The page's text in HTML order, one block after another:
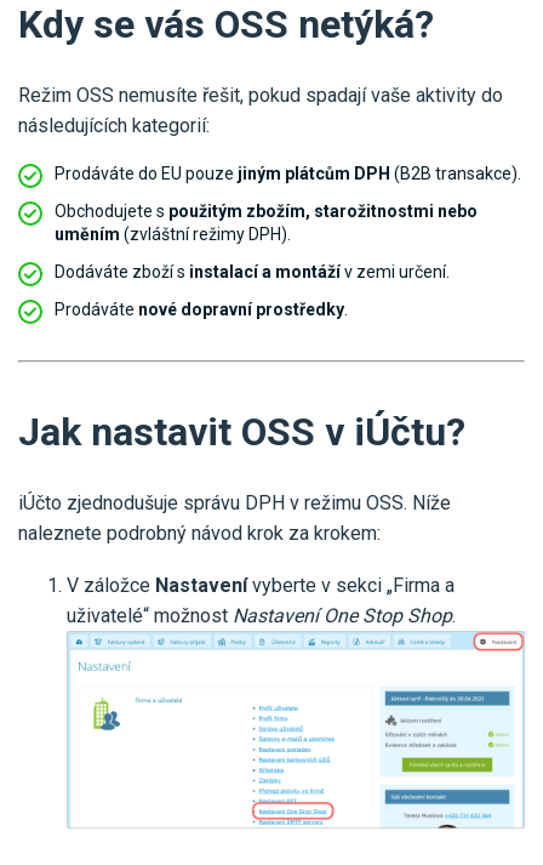
Kdy se vás OSS netýká?
Režim OSS nemusíte řešit, pokud spadají vaše aktivity do
následujících kategorií:
Prodáváte do EU pouze jiným plátcům DPH (B2B transakce).
Obchodujete s použitým zbožím, starožitnostmi nebo
uměním (zvláštní režimy DPH).
Dodáváte zboží s instalací a montážív zemi určení.
Prodáváte nové dopravní prostředky.
Jak nastavit OSS v iÚčtu?
iÚčto zjednodušuje správu DPH v režimu OSS. Níže
naleznete podrobný návod krok za krokem:
V záložce Nastavenívyberte v sekci „Firma a
uživatelé“ možnost Nastavení One Stop Shop.